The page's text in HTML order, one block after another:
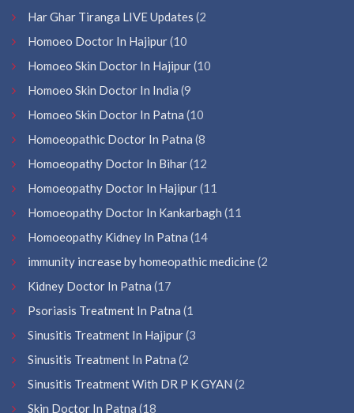
Har Ghar Tiranga LIVE Updates (2
Homoeo Doctor In Hajipur(10
Homoeo Skin Doctor In Hajipur(10
Homoeo Skin Doctor In India (9
Homoeo Skin Doctor In Patna (10
Homoeopathic Doctor In Patna (8
Homoeopathy Doctor In Bihar(12
Homoeopathy Doctor In Hajipur(11
Homoeopathy Doctor In Kankarbagh (11
Homoeopathy Kidney In Patna (14
immunity increase by homeopathic medicine(2
Kidney Doctor In Patna (17
Psoriasis Treatment In Patna (1
Sinusitis Treatment In Hajipur(3
Sinusitis Treatment In Patna (2
Sinusitis Treatment With DR P K GYAN (2
Skin Doctor In Patna (18